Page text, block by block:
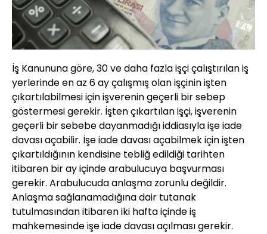
İş Kanununa göre, 30 ve daha fazla işçi çalıştırılan iş
yerlerinde en az 6 ay çalışmış olan işçinin işten
çıkartılabilmesi için işverenin geçerli bir sebep
göstermesi gerekir. İşten çıkartılan işçi, işverenin
geçerli bir sebebe dayanmadığı iddiasıyla işe iade
davası açabilir. İşe iade davası açabilmek için işten
çıkartıldığının kendisine tebliğ edildiği tarihten
itibaren bir ay içinde arabulucuya başvurması
gerekir. Arabulucuda anlaşma zorunlu değildir.
Anlaşma sağlanamadığına dair tutanak
tutulmasından itibaren iki hafta içinde iş
mahkemesinde işe iade davası açılması gerekir.